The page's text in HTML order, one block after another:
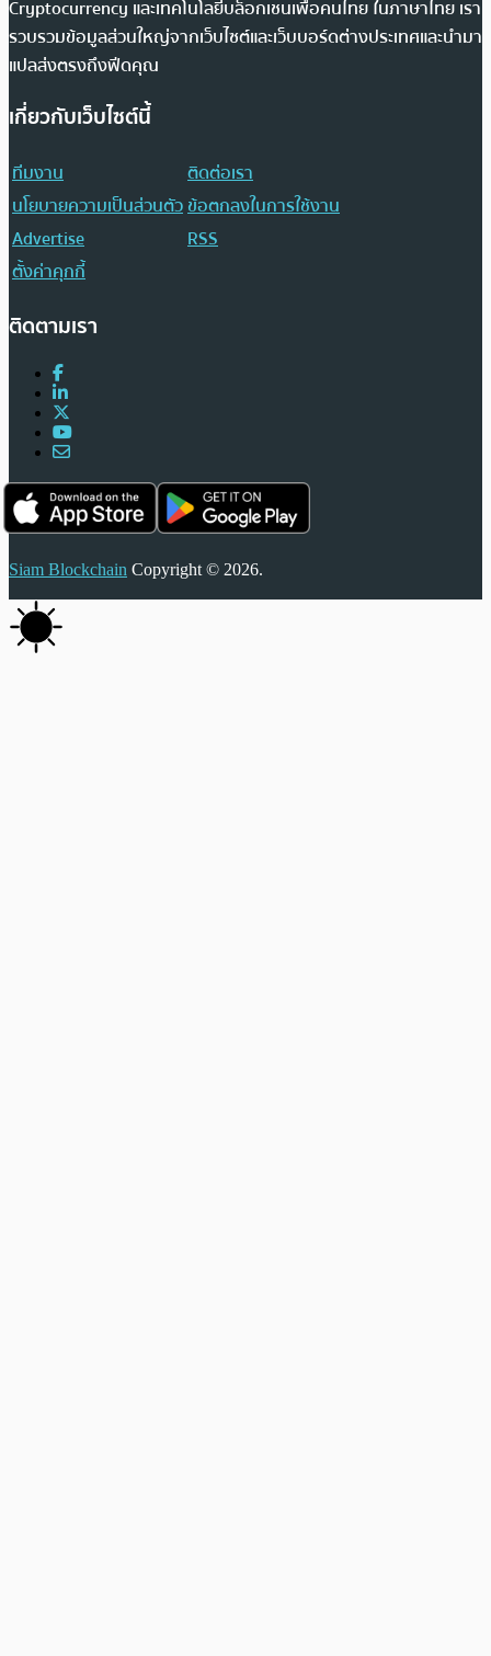
Cryptocurrency และเทคโนโลยีบล็อกเชนเพื่อคนไทย ในภาษาไทย เรา
รวบรวมข้อมูลส่วนใหญ่จากเว็บไซต์และเว็บบอร์ดต่างประเทศและนำมา
แปลส่งตรงถึงฟีดคุณ
เกี่ยวกับเว็บไซต์นี้
ทีมงาน
ติดต่อเรา
นโยบายความเป็นส่วนตัวข้อตกลงในการใช้งาน
Advertise
RSS
ตั้งค่าคุกกี้
ติดตามเรา
Siam Blockchain Copyright © 2026.